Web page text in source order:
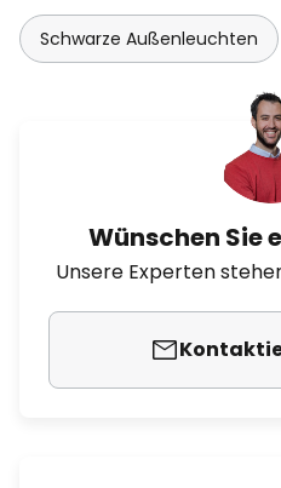
Schwarze Außenleuchten
Wünschen Sie
Unsere Experten